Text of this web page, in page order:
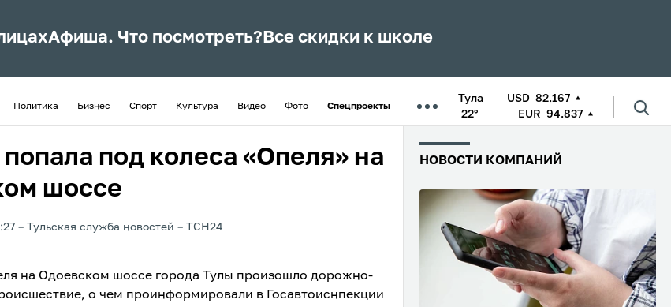
Афиша. Что посмотреть? Все скидки к школе
Политика Бизнес Спорт Культура Видео Фото Спецпроекты
Тула
22°
USD 82.167
EUR 94.837
под колеса «Опеля» на
шоссе
Тульская служба новостей ТСН24
на Одоевском шоссе города Тулы произошло дорожно-
о чем проинформировали в Госавтоиснпекции
НОВОСТИ КОМПАНИЙ